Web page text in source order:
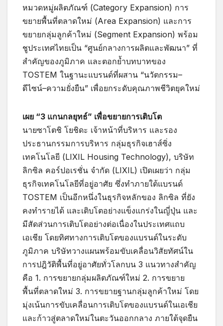
หมวดหมู่ผลิตภัณฑ์ (Category Expansion) การ
ขยายพื้นที่ตลาดใหม่ (Area Expansion) และการ
ขยายกลุ่มลูกค้าใหม่ (Segment Expansion) พร้อม
ชูประเทศไทยเป็น “ศูนย์กลางการผลิตและพัฒนา” ที่
สำคัญของภูมิภาค และตอกย้ำบทบาทของ
TOSTEM ในฐานะแบรนด์ที่ผสาน “นวัตกรรม–
ดีไซน์–ความยั่งยืน” เพื่อยกระดับคุณภาพชีวิตยุคใหม่
เผย “3 แกนกลยุทธ์” เพื่อขยายการเติบโต
นายซาโตชิ โยชิดะ เจ้าหน้าที่บริหาร และรอง
ประธานกรรมการบริหาร กลุ่มธุรกิจเฮาส์ซิ่ง
เทคโนโลยี (LIXIL Housing Technology), บริษัท
ลิกซิล คอร์ปอเรชั่น จำกัด (LIXIL) เปิดเผยว่า กลุ่ม
ธุรกิจเทคโนโลยีที่อยู่อาศัย ซึ่งทำภายใต้แบรนด์
TOSTEM เป็นอีกหนึ่งในธุรกิจหลักของ ลิกซิล ที่ยัง
คงทำรายได้ และเติบโตอย่างแข็งแกร่งในญี่ปุ่น และ
มีสัดส่วนการเติบโตอย่างต่อเนื่องในประเทศแถบ
เอเชีย โดยทิศทางการเติบโตของแบรนด์ในระดับ
ภูมิภาค บริษัทวางแผนพร้อมขับเคลื่อนวิสัยทัศน์ใน
การปฎิวัติพื้นที่อยู่อาศัยทั่วโลกบน 3 แนวทางสำคัญ
คือ 1. การขยายกลุ่มผลิตภัณฑ์ใหม่ 2. การขยาย
พื้นที่ตลาดใหม่ 3. การขยายฐานกลุ่มลูกค้าใหม่ โดย
มุ่งเน้นการขับเคลื่อนการเติบโตของแบรนด์ในเอเชีย
และก้าวสู่ตลาดใหม่ในตะวันออกกลาง ภายใต้จุดยืน